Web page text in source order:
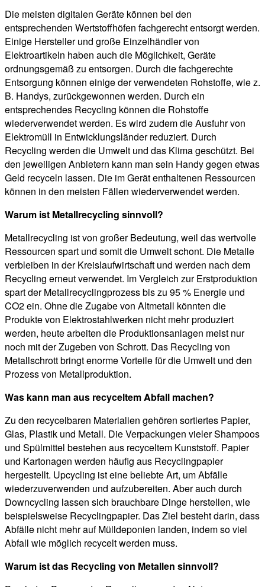
Die meisten digitalen Geräte können bei den
entsprechenden Wertstoffhöfen fachgerecht entsorgt werden.
Einige Hersteller und große Einzelhändler von
Elektroartikeln haben auch die Möglichkeit, Geräte
ordnungsgemäß zu entsorgen. Durch die fachgerechte
Entsorgung können einige der verwendeten Rohstoffe, wie z.
B. Handys, zurückgewonnen werden. Durch ein
entsprechendes Recycling können die Rohstoffe
wiederverwendet werden. Es wird zudem die Ausfuhr von
Elektromüll in Entwicklungsländer reduziert. Durch
Recycling werden die Umwelt und das Klima geschützt. Bei
den jeweiligen Anbietern kann man sein Handy gegen etwas
Geld recyceln lassen. Die im Gerät enthaltenen Ressourcen
können in den meisten Fällen wiederverwendet werden.
Warum ist Metallrecycling sinnvoll?
Metallrecycling ist von großer Bedeutung, weil das wertvolle
Ressourcen spart und somit die Umwelt schont. Die Metalle
verbleiben in der Kreislaufwirtschaft und werden nach dem
Recycling erneut verwendet. Im Vergleich zur Erstproduktion
spart der Metallrecyclingprozess bis zu 95 % Energie und
CO2 ein. Ohne die Zugabe von Altmetall könnten die
Produkte von Elektrostahlwerken nicht mehr produziert
werden, heute arbeiten die Produktionsanlagen meist nur
noch mit der Zugeben von Schrott. Das Recycling von
Metallschrott bringt enorme Vorteile für die Umwelt und den
Prozess von Metallproduktion.
Was kann man aus recyceltem Abfall machen?
Zu den recycelbaren Materialien gehören sortiertes Papier,
Glas, Plastik und Metall. Die Verpackungen vieler Shampoos
und Spülmittel bestehen aus recyceltem Kunststoff. Papier
und Kartonagen werden häufig aus Recyclingpapier
hergestellt. Upcycling ist eine beliebte Art, um Abfälle
wiederzuverwenden und aufzubereiten. Aber auch durch
Downcycling lassen sich brauchbare Dinge herstellen, wie
beispielsweise Recyclingpapier. Das Ziel besteht darin, dass
Abfälle nicht mehr auf Mülldeponien landen, indem so viel
Abfall wie möglich recycelt werden muss.
Warum ist das Recycling von Metallen sinnvoll?